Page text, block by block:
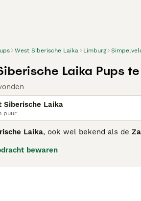
West Siberische Laika Limburg
Laika Pups
Siberische Laika
puur
Laika, ook wel bekend als de
vasthouden van wild zoals
met zijn baasje, maar kan
bewaren